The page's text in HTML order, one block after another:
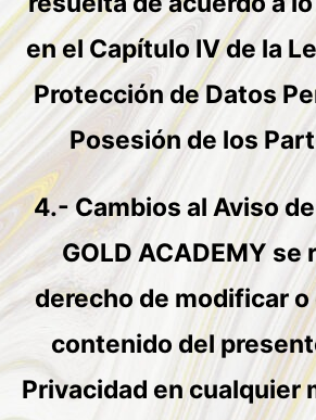
en el Capítulo IV de la
Protección de Datos
Posesión de los
4.- Cambios al Aviso
GOLD ACADEMY se
derecho de modificar
contenido del
Privacidad en cualquier